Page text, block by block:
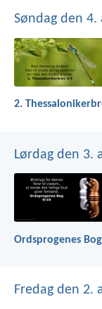
Søndag den 4.
2.
Lørdag den 3.
Ordsprogenes
Fredag den 2.